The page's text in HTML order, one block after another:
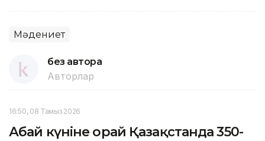
Мәдениет
без автора
Авторлар
16:50, 08 Тамыз 2026
Абай күніне орай Қазақстанда 350-